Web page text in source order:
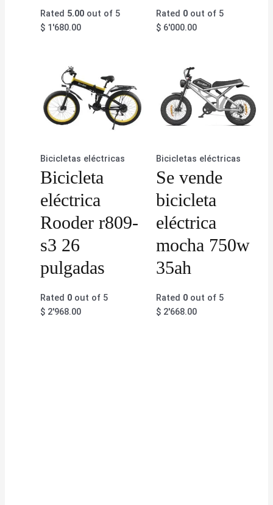
Rated 5.00 out of 5
$ 1'680.00
Rated 0out of 5
$6'000.00
Bicicletas eléctricas
Bicicleta
eléctrica
Rooder r809-
s3 26
pulgadas
Rated 0 out of 5
$ 2'968.00
Bicicletas eléctricas
Se vende
bicicleta
eléctrica
mocha 750w
35ah
Rated 0out of 5
$2'668.00